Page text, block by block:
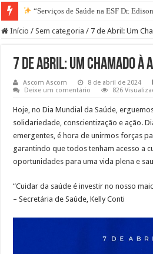
“Serviços de Saúde na ESF Dr.
Início / Sem categoria / 7 de Abril: Um
7 de Abril: Um Chamado à
Ascom Ascom 8 de abril de 2024
Deixe um comentário
826
Hoje, no Dia Mundial da Saúde,
solidariedade, conscientização e ação.
emergentes, é hora de unirmos forças
garantindo que todos tenham acesso a
oportunidades para uma vida plena e
“Cuidar da saúde é investir no nosso
– Secretária de Saúde, Kelly Conti